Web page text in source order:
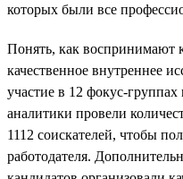
которых были все
Понять, как воспринимают
качественное внутреннее
участие в 12 фокус-
аналитики провели
1112 соискателей, чтобы
работодателя.